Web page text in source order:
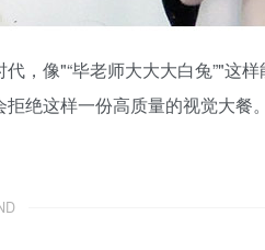
代，像 “毕老师大大大白兔” 这样
绝这样一份高质量的视觉大餐。